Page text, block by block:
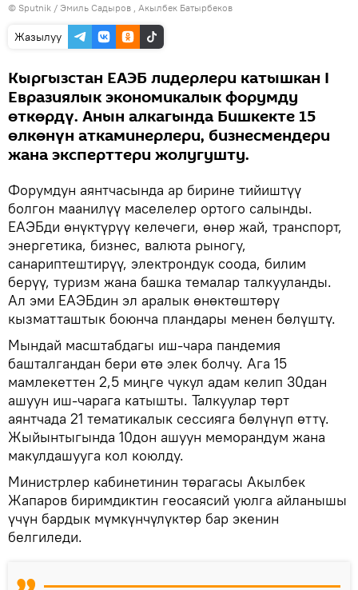
© Sputnik / Эмиль Садыров , Акылбек Батырбеков
Жазылуу
Кыргызстан ЕАЭБ лидерлери катышкан I
Евразиялык экономикалык форумду
өткөрдү. Анын алкагында Бишкекте 15
өлкөнүн аткаминерлери, бизнесмендери
жана эксперттери жолугушту.
Форумдун аянтчасында ар бирине тийиштүү
болгон маанилүү маселелер ортого салынды.
ЕАЭБди өнүктүрүү келечеги, өнөр жай, транспорт,
энергетика, бизнес, валюта рыногу,
санариптештирүү, электрондук соода, билим
берүү, туризм жана башка темалар талкууланды.
Ал эми ЕАЭБдин эл аралык өнөктөштөрү
кызматташтык боюнча пландары менен бөлүштү.
Мындай масштабдагы иш-чара пандемия
башталгандан бери өтө элек болчу. Ага 15
мамлекеттен 2,5 миңге чукул адам келип 30дан
ашуун иш-чарага катышты. Талкуулар төрт
аянтчада 21 тематикалык сессияга бөлүнүп өттү.
Жыйынтыгында 10дон ашуун меморандум жана
макулдашууга кол коюлду.
Министрлер кабинетинин төрагасы Акылбек
Жапаров биримдиктин геосаясий уюлга айланышы
үчүн бардык мүмкүнчүлүктөр бар экенин
белгиледи.